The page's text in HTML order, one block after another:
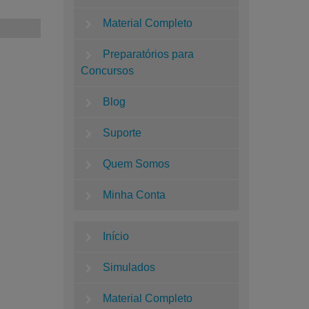
Material Completo
Preparatórios para
Concursos
Blog
Suporte
Quem Somos
Minha Conta
Início
Simulados
Material Completo